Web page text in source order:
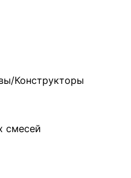
Конструкторы
смесей